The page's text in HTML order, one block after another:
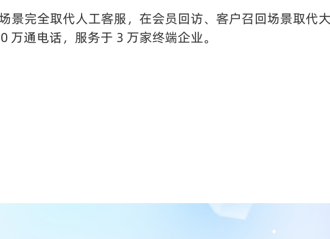
景完全取代人工客服，在会员回访、客户召回场景取代
通电话，服务于 3 万家终端企业。